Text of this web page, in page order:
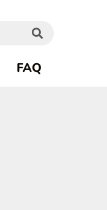
FAQ